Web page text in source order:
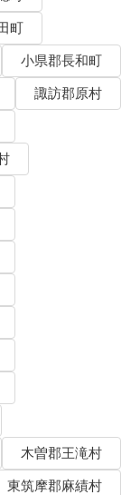
町
小県郡長和町
諏訪郡原村
木曽郡王滝村
東筑摩郡麻績村